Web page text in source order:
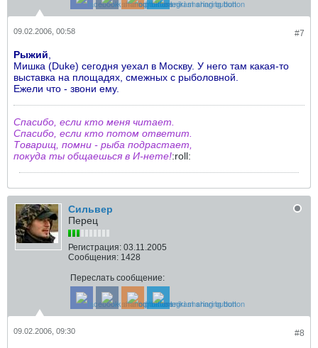
#7
09.02.2006, 00:58
Рыжий
Мишка (Duke) сегодня уехал в Москву. У него там какая-то
выставка на площадях, смежных с рыболовной.
Ежели что - звони ему.
Спасибо, если кто меня читает.
Спасибо, если кто потом ответит.
Товарищ, помни - рыба подрастает,
покуда ты общаешься в И-нете!:roll:
Сильвер
Перец
Регистрация: 03.11.2005
Сообщения: 1428
Переслать сообщение:
#8
09.02.2006, 09:30